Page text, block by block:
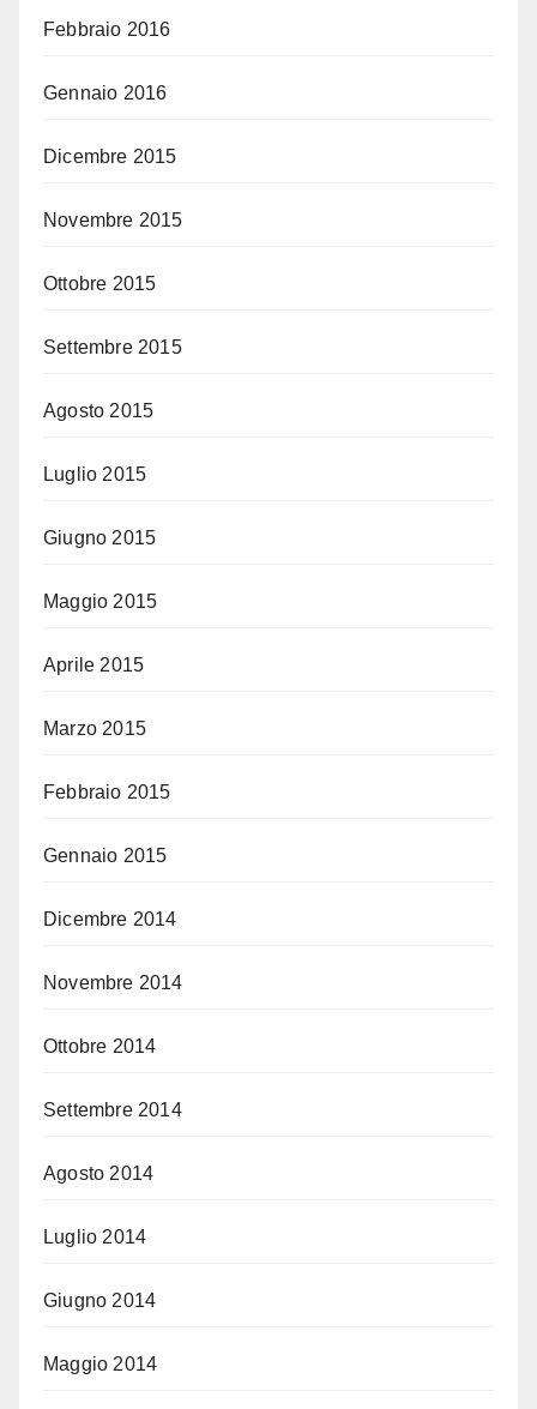
Febbraio 2016
Gennaio 2016
Dicembre 2015
Novembre 2015
Ottobre 2015
Settembre 2015
Agosto 2015
Luglio 2015
Giugno 2015
Maggio 2015
Aprile 2015
Marzo 2015
Febbraio 2015
Gennaio 2015
Dicembre 2014
Novembre 2014
Ottobre 2014
Settembre 2014
Agosto 2014
Luglio 2014
Giugno 2014
Maggio 2014